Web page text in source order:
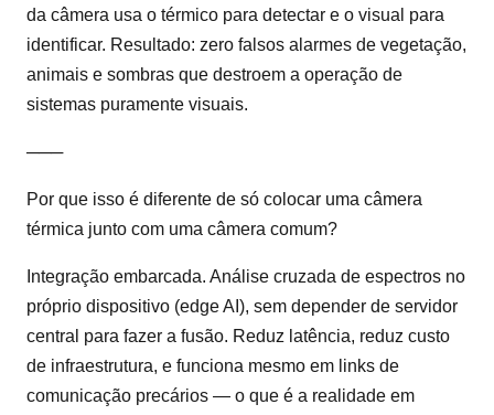
da câmera usa o térmico para detectar e o visual para
identificar. Resultado: zero falsos alarmes de vegetação,
animais e sombras que destroem a operação de
sistemas puramente visuais.
───
Por que isso é diferente de só colocar uma câmera
térmica junto com uma câmera comum?
Integração embarcada. Análise cruzada de espectros no
próprio dispositivo (edge AI), sem depender de servidor
central para fazer a fusão. Reduz latência, reduz custo
de infraestrutura, e funciona mesmo em links de
comunicação precários — o que é a realidade em